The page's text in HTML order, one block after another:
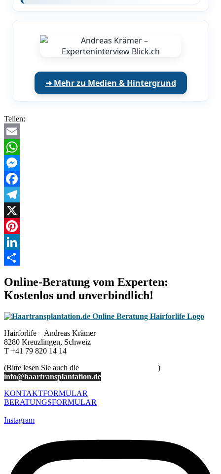
➜ Mehr zu Medien & Hintergrund
Teilen:
Email
WhatsApp
Messenger
Facebook
Telegram
X
Pinterest
LinkedIn
Online-Beratung vom Experten:
Kostenlos und unverbindlich!
Hairforlife – Andreas Krämer
8280 Kreuzlingen, Schweiz
T +41 79 820 14 14
(Bitte lesen Sie auch die
)
info@haartransplantation.de
KONTAKTFORMULAR
BERATUNGSFORMULAR
Instagram